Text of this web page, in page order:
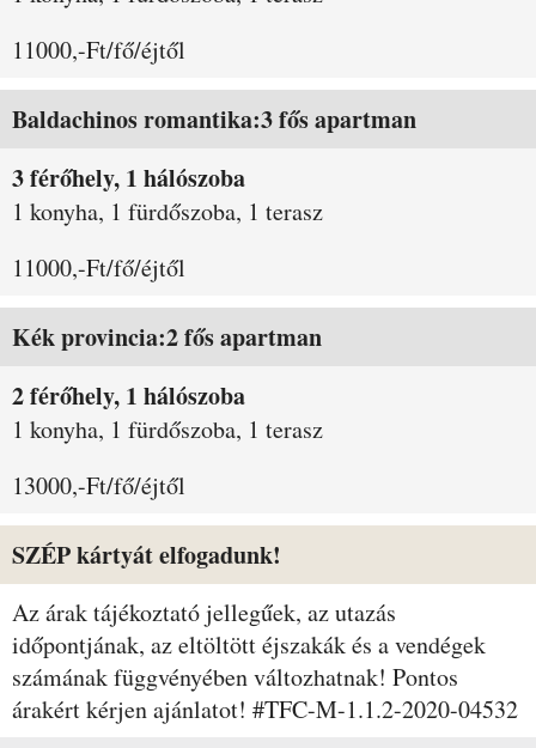
11000,-Ft/fő/éjtől
Baldachinos romantika:3 fős apartman
3 férőhely, 1 hálószoba
1 konyha, 1 fürdőszoba, 1 terasz
11000,-Ft/fő/éjtől
Kék provincia:2 fős apartman
2 férőhely, 1 hálószoba
1 konyha, 1 fürdőszoba, 1 terasz
13000,-Ft/fő/éjtől
SZÉP kártyát elfogadunk!
Az árak tájékoztató jellegűek, az utazás
időpontjának, az eltöltött éjszakák és a vendégek
számának függvényében változhatnak! Pontos
árakért kérjen ajánlatot! #TFC-M-1.1.2-2020-04532